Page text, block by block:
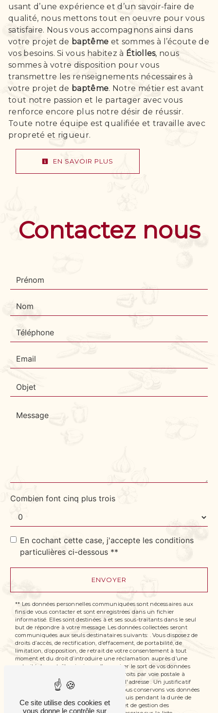
usant d’une expérience et d’un savoir-faire de
qualité, nous mettons tout en oeuvre pour vous
satisfaire. Nous vous accompagnons ainsi dans
votre projet de baptême et sommes à l’écoute de
vos besoins. Si vous habitez à Étiolles, nous
sommes à votre disposition pour vous
transmettre les renseignements nécessaires à
votre projet de baptême. Notre métier est avant
tout notre passion et le partager avec vous
renforce encore plus notre désir de réussir.
Toute notre équipe est qualifiée et travaille avec
propreté et rigueur.
EN SAVOIR PLUS
Contactez nous
Combien font cinq plus trois
En cochant cette case, j'accepte les conditions
particulières ci-dessous **
ENVOYER
** Les données personnelles communiquées sont nécessaires aux
fins de vous contacter et sont enregistrées dans un fichier
informatisé. Elles sont destinées à et ses sous-traitants dans le seul
but de répondre à votre message. Les données collectées seront
communiquées aux seuls destinataires suivants: . Vous disposez de
droits d’accès, de rectification, d’effacement, de portabilité, de
limitation, d’opposition, de retrait de votre consentement à tout
moment et du droit d’introduire une réclamation auprès d’une
autorité de contrôle, ainsi que d’organiser le sort de vos données
post-mortem. Vous pouvez exercer ces droits par voie postale à
l'adresse ou par courrier électronique à l'adresse . Un justificatif
d'identité pourra vous être demandé. Nous conservons vos données
pendant la période de prise de contact puis pendant la durée de
prescription légale aux fins probatoires et de gestion des
Ce site utilise des cookies et
vous donne le contrôle sur